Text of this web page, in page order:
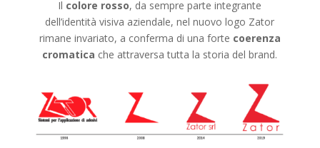
Il colore rosso, da sempre parte integrante
dell’identità visiva aziendale, nel nuovo logo Zator
rimane invariato, a conferma di una forte coerenza
cromatica che attraversa tutta la storia del brand.